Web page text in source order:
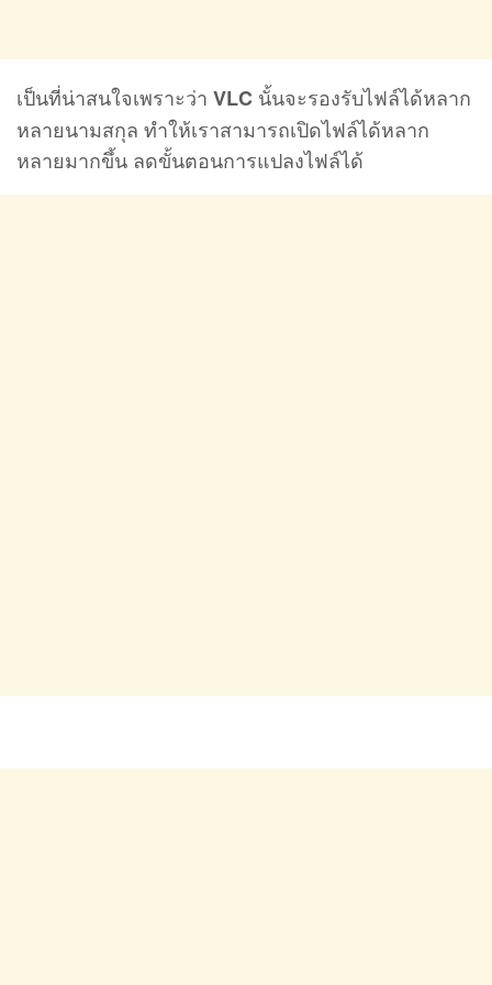
เป็นที่น่าสนใจเพราะว่า VLC นั้นจะรองรับไฟล์ได้หลาก
หลายนามสกุล ทำให้เราสามารถเปิดไฟล์ได้หลาก
หลายมากขึ้น ลดขั้นตอนการแปลงไฟล์ได้